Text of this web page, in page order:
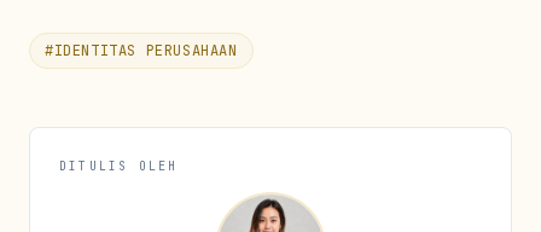
#IDENTITAS PERUSAHAAN
DITULIS OLEH